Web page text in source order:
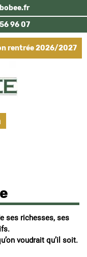
96 07
rentrée 2026/2027
ses richesses, ses
voudrait qu’il soit.